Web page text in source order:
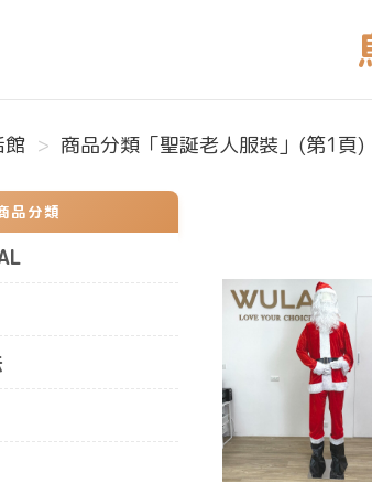
館 商品分類「聖誕老人服裝」(第1頁)
品分類